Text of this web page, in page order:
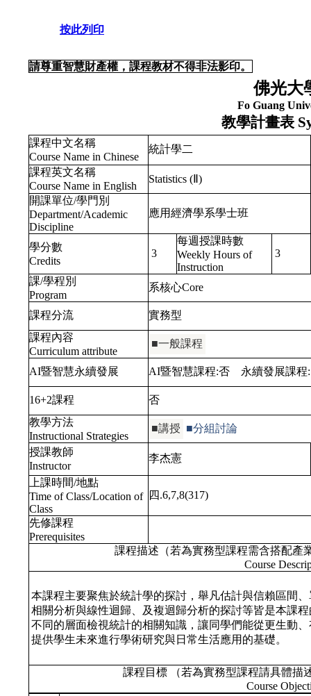
按此列印
請尊重智慧財產權，課程教材不得非法影印。
佛光大
Fo Guang
教學計畫表
課程中文名稱
Course Name in Chinese
統計學二
課程英文名稱
Course Name in English
Statistics (Ⅱ)
開課單位/學門別
Department/Academic
Discipline
應用經濟學系學士班
學分數
Credits
3
每週授課時數
Weekly Hours of
Instruction
3
課/學程別
Program
系核心Core
課程分流
實務型
課程內容
Curriculum attribute
■一般課程
AI暨智慧永續發展 AI暨智慧課程:否 永續發展課
16+2課程
否
教學方法
Instructional Strategies
■講授 ■分組討論
授課教師
Instructor
李杰憲
上課時間/地點
Time of Class/Location of
Class
四.6,7,8(317)
先修課程
Prerequisites
課程描述（若為實務型課程需含搭配產
Course
本課程主要聚焦於統計學的探討，舉凡估計與信賴區間
相關分析與線性迴歸、及複迴歸分析的探討等皆是本課
不同的層面檢視統計的相關知識，讓同學們能從更生動
提供學生未來進行學術研究與日常生活應用的基礎。
課程目標 （若為實務型課程請具體描
Course